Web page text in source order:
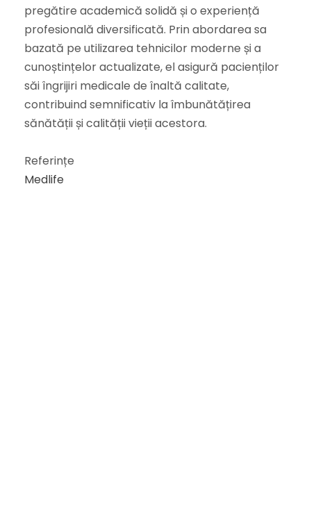
pregătire academică solidă și o experiență
profesională diversificată. Prin abordarea sa
bazată pe utilizarea tehnicilor moderne și a
cunoștințelor actualizate, el asigură pacienților
săi îngrijiri medicale de înaltă calitate,
contribuind semnificativ la îmbunătățirea
sănătății și calității vieții acestora.
Referințe
Medlife